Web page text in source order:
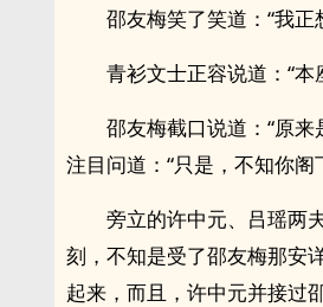
邵友梅笑了笑道：“我正
青衫文士正容说道：“本
邵友梅截口说道：“原
注目问道：“只是，不知你阁
旁立的许中元、吕瑶两
刻，不知是受了邵友梅那安
起来，而且，许中元并接过